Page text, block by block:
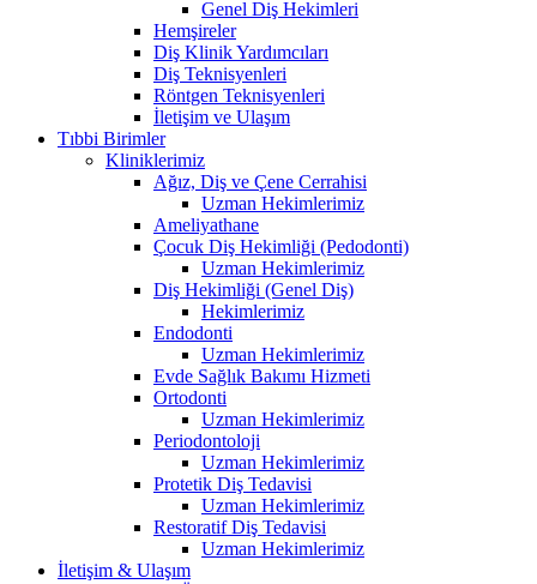
Genel Diş Hekimleri
Hemşireler
Diş Klinik Yardımcıları
Diş Teknisyenleri
Röntgen Teknisyenleri
İletişim ve Ulaşım
Tıbbi Birimler
Kliniklerimiz
Ağız, Diş ve Çene Cerrahisi
Uzman Hekimlerimiz
Ameliyathane
Çocuk Diş Hekimliği (Pedodonti)
Uzman Hekimlerimiz
Diş Hekimliği (Genel Diş)
Hekimlerimiz
Endodonti
Uzman Hekimlerimiz
Evde Sağlık Bakımı Hizmeti
Ortodonti
Uzman Hekimlerimiz
Periodontoloji
Uzman Hekimlerimiz
Protetik Diş Tedavisi
Uzman Hekimlerimiz
Restoratif Diş Tedavisi
Uzman Hekimlerimiz
İletişim & Ulaşım